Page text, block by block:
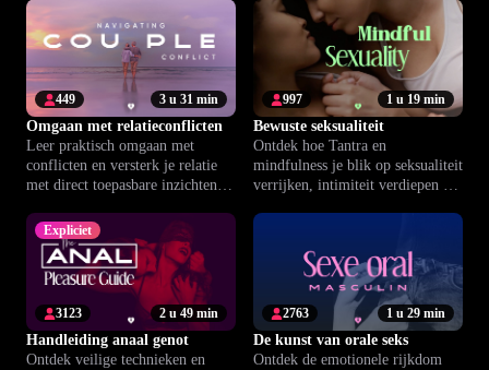
begeleiding.
3 u 31 min
449
Omgaan met relatieconflicten
Leer praktisch omgaan met
conflicten en versterk je relatie
met direct toepasbare inzichten en
1 u 19 min
997
Bewuste seksualiteit
Ontdek hoe Tantra en
mindfulness je blik op seksualiteit
verrijken, intimiteit verdiepen en
Expliciet
2 u 49 min
3123
Handleiding anaal genot
Ontdek veilige technieken en
1 u 29 min
2763
De kunst van orale seks
Ontdek de emotionele rijkdom